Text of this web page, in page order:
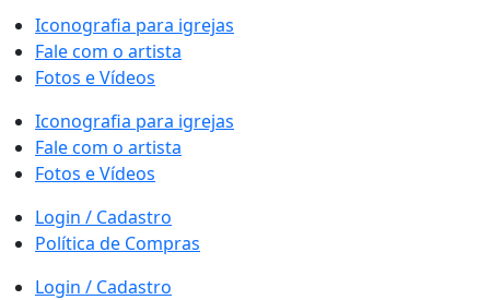
Iconografia para igrejas
Fale com o artista
Fotos e Vídeos
Iconografia para igrejas
Fale com o artista
Fotos e Vídeos
Login / Cadastro
Política de Compras
Login / Cadastro